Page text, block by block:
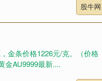
股牛网
金条价格1226元/克。（价格
金AU9999最新....